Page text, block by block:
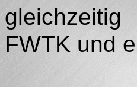
FWTK und